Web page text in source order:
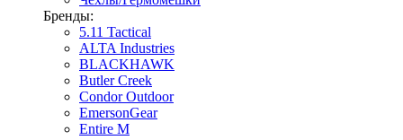
Бренды:
5.11 Tactical
ALTA Industries
BLACKHAWK
Butler Creek
Condor Outdoor
EmersonGear
Entire M